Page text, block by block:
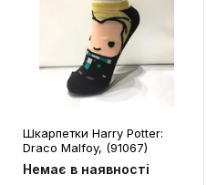
Шкарпетки Harry Potter:
Draco Malfoy, (91067)
Немає в наявності